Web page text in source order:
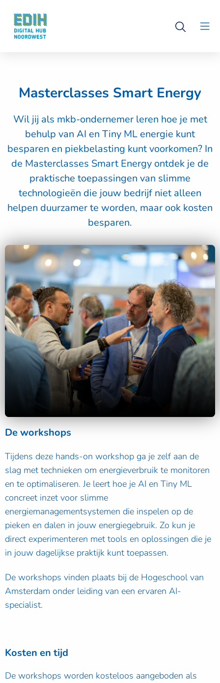
Logo
Digital
Hub
Open
Masterclasses Smart Energy
Wil jij als mkb-ondernemer leren hoe je met
behulp van AI en Tiny ML energie kunt
besparen en piekbelasting kunt voorkomen? In
de Masterclasses Smart Energy ontdek je de
praktische toepassingen van slimme
technologieën die jouw bedrijf niet alleen
helpen duurzamer te worden, maar ook kosten
besparen.
De workshops
Tijdens deze hands-on workshop ga je zelf aan de
slag met technieken om energieverbruik te monitoren
en te optimaliseren. Je leert hoe je AI en Tiny ML
concreet inzet voor slimme
energiemanagementsystemen die inspelen op de
pieken en dalen in jouw energiegebruik. Zo kun je
direct experimenteren met tools en oplossingen die je
in jouw dagelijkse praktijk kunt toepassen.
De workshops vinden plaats bij de Hogeschool van
Amsterdam onder leiding van een ervaren AI-
specialist.
Kosten en tijd
De workshops worden kosteloos aangeboden als